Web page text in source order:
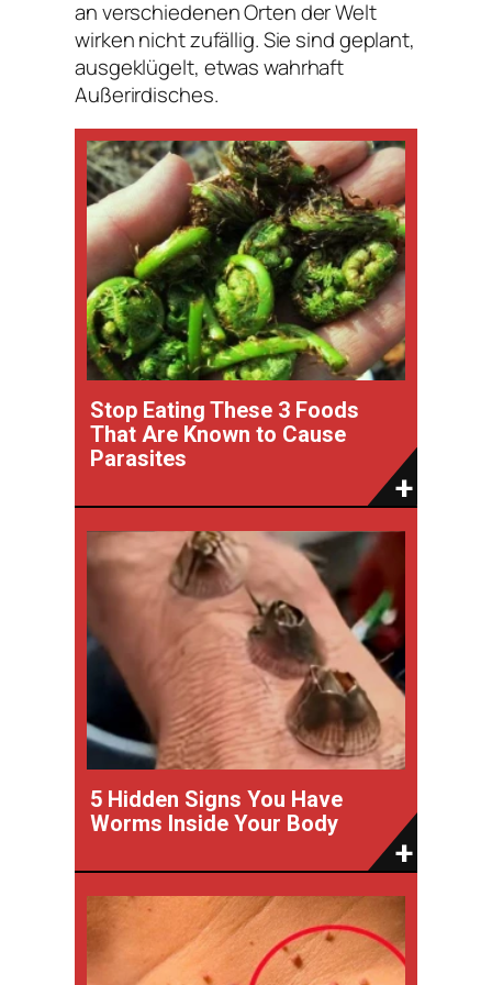
an verschiedenen Orten der Welt
wirken nicht zufällig. Sie sind geplant,
ausgeklügelt, etwas wahrhaft
Außerirdisches.
Stop Eating These 3 Foods
That Are Known to Cause
Parasites
5 Hidden Signs You Have
Worms Inside Your Body